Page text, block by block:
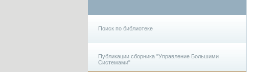
Поиск по библиотеке
Публикации сборника "Управление Большими
Системами"